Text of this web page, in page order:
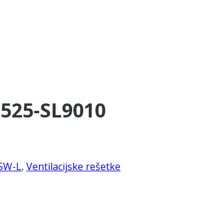
SL9010
L, Ventilacijske rešetke